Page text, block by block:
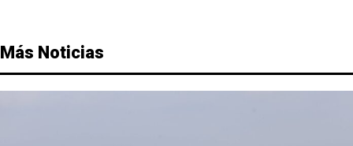
Más Noticias